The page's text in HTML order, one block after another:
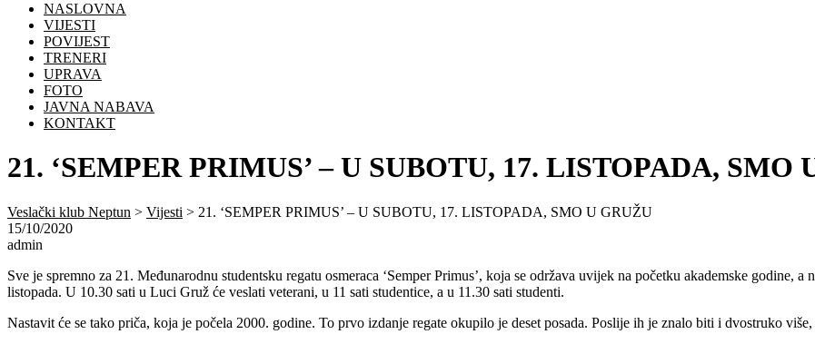
NASLOVNA
VIJESTI
POVIJEST
TRENERI
UPRAVA
FOTO
JAVNA NABAVA
KONTAKT
21. ‘SEMPER PRIMUS’ – U SUBOTU, 17. LISTOPADA, SMO
Veslački klub Neptun > Vijesti > 21. ‘SEMPER PRIMUS’ – U SUBOTU, 17. LISTOPADA, SMO U GRUŽU
15/10/2020
admin
Sve je spremno za 21. Međunarodnu studentsku regatu osmeraca ‘Semper Primus’, koja se održava uvijek na početku akademske godine,
listopada. U 10.30 sati u Luci Gruž će veslati veterani, u 11 sati studentice, a u 11.30 sati studenti.
Nastavit će se tako priča, koja je počela 2000. godine. To prvo izdanje regate okupilo je deset posada. Poslije ih je znalo biti i dvostruko